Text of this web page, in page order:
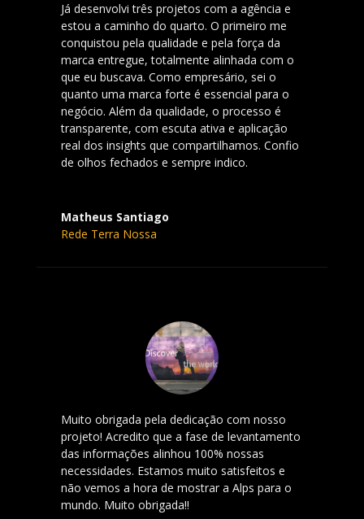
Já desenvolvi três projetos com a agência e
estou a caminho do quarto. O primeiro me
conquistou pela qualidade e pela força da
marca entregue, totalmente alinhada com o
que eu buscava. Como empresário, sei o
quanto uma marca forte é essencial para o
negócio. Além da qualidade, o processo é
transparente, com escuta ativa e aplicação
real dos insights que compartilhamos. Confio
de olhos fechados e sempre indico.
Matheus Santiago
Rede Terra Nossa
Muito obrigada pela dedicação com nosso
projeto! Acredito que a fase de levantamento
das informações alinhou 100% nossas
necessidades. Estamos muito satisfeitos e
não vemos a hora de mostrar a Alps para o
mundo. Muito obrigada!!